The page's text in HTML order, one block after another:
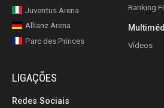
Juventus Arena
Allianz Arena
Parc des Princes
Ranking
Vídeos
LIGAÇÕES
Redes Sociais